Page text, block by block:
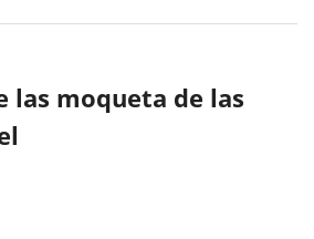
las moqueta de las